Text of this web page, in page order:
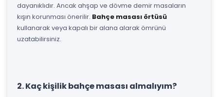
dayanıklıdır. Ancak ahşap ve dövme demir masaların
kışın korunması önerilir. Bahçe masası örtüsü
kullanarak veya kapalı bir alana alarak ömrünü
uzatabilirsiniz.
2. Kaç kişilik bahçe masası almalıyım?